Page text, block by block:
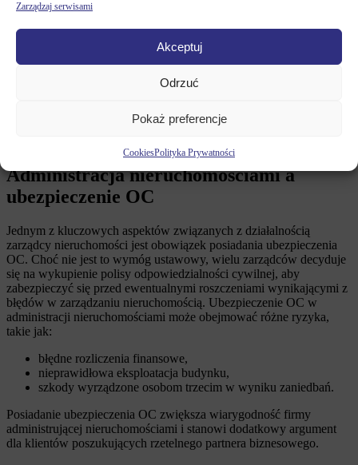
Zarządzaj serwisami
Akceptuj
Odrzuć
Pokaż preferencje
CookiesPolityka Prywatności
prowadzenie działalności w zakresie zarządzania
nieruchomościami nie wymaga już specjalnych licencji. Jednak
choć formalnie licencja nie jest już wymagana, to w
klienci poszukujący profesjonalnych usług administracyjnych
preferują współpracę z osobami posiadającymi odpowiednie
. Popularne są np. kursy i szkolenia
(PFRN), które kończą się uzyskaniem licencji organizacji
branżowych. Posiadanie certyfikatów potwierdzających
Administracja nieruchomościami a
ubezpieczenie OC
Jednym z kluczowych aspektów związanych z działalnością
zarządcy nieruchomości jest obowiązek posiadania ubezpieczenia
OC. Choć nie jest to wymóg ustawowy, wielu zarządców decyduje
się na wykupienie polisy odpowiedzialności cywilnej, aby
zabezpieczyć się przed ewentualnymi roszczeniami wynikającymi z
błędów w zarządzaniu nieruchomością. Ubezpieczenie OC w
administracji nieruchomościami może obejmować różne ryzyka,
takie jak:
błędne rozliczenia finansowe,
nieprawidłowa eksploatacja budynku,
szkody wyrządzone osobom trzecim w wyniku zaniedbań.
Posiadanie ubezpieczenia OC zwiększa wiarygodność firmy
administrującej nieruchomościami i stanowi dodatkowy argument
dla klientów poszukujących rzetelnego partnera biznesowego.